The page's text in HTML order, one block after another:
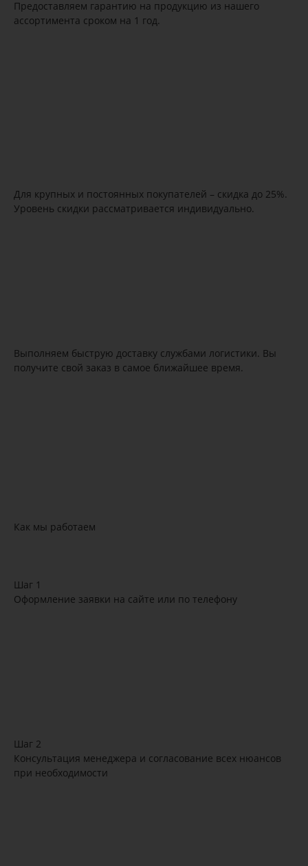
Предоставляем гарантию на продукцию из нашего
ассортимента сроком на 1 год.
Для крупных и постоянных покупателей – скидка до 25%.
Уровень скидки рассматривается индивидуально.
Выполняем быструю доставку службами логистики. Вы
получите свой заказ в самое ближайшее время.
Как мы работаем
Шаг 1
Оформление заявки на сайте или по телефону
Шаг 2
Консультация менеджера и согласование всех нюансов
при необходимости